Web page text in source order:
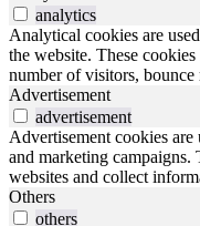
analytics
Analytical cookies are
the website. These
number of visitors, bounce
Advertisement
advertisement
Advertisement cookies
and marketing campaigns.
websites and collect
Others
others